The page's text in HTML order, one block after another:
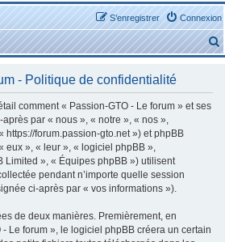
Connexion
S’enregistrer
e
- Politique de confidentialité
comment « Passion-GTO - Le forum » et ses
par « nous », « notre », « nos »,
https://forum.passion-gto.net ») et phpBB
eux », « leur », « logiciel phpBB »,
Limited », « Équipes phpBB ») utilisent
pendant n’importe quelle session
ci-après par « vos informations »).
de deux manières. Premièrement, en
Le forum », le logiciel phpBB créera un certain